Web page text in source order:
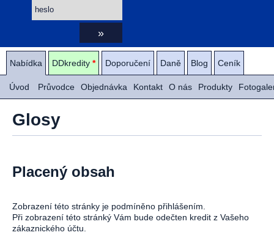
Nabídka DDkredity * Doporučení Daně Blog Ceník
Úvod Průvodce Objednávka Kontakt O nás Produkty
Glosy
Placený obsah
Zobrazení této stránky je podmíněno přihlášením.
Při zobrazení této stránký Vám bude odečten kredit z Vašeho
zákaznického účtu.